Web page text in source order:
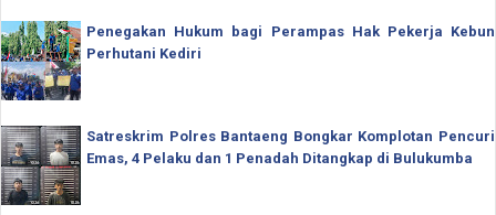
Penegakan Hukum bagi Perampas Hak Pekerja Kebun
Perhutani Kediri
Satreskrim Polres Bantaeng Bongkar Komplotan Pencuri
Emas, 4 Pelaku dan 1 Penadah Ditangkap di Bulukumba